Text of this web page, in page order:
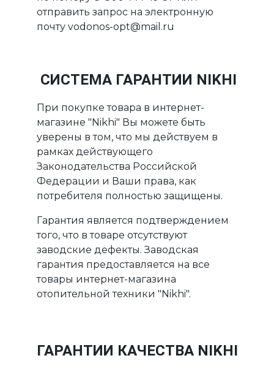
отправить запрос на электронную
почту vodonos-opt@mail.ru
СИСТЕМА ГАРАНТИИ NIKHI
При покупке товара в интернет-
магазине "Nikhi" Вы можете быть
уверены в том, что мы действуем в
рамках действующего
Законодательства Российской
Федерации и Ваши права, как
потребителя полностью защищены.
Гарантия является подтверждением
того, что в товаре отсутствуют
заводские дефекты. Заводская
гарантия предоставляется на все
товары интернет-магазина
отопительной техники "Nikhi".
ГАРАНТИИ КАЧЕСТВА NIKHI